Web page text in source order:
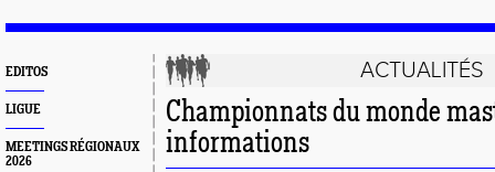
EDITOS
LIGUE
MEETINGS RÉGIONAUX
2026
ACTUALITÉS
Championnats du monde
informations